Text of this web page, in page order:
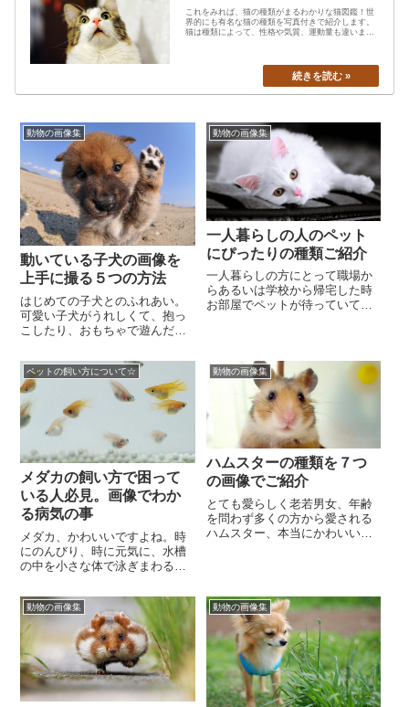
これをみれば、猫の種類がまるわかりな猫図鑑！世
界的にも有名な猫の種類を写真付きで紹介します。
猫は種類によって、性格や気質、運動量も違います
動物の画像集
動いている子犬の画像を
上手に撮る５つの方法
はじめての子犬とのふれあい。
可愛い子犬がうれしくて、抱っ
こしたり、おもちゃで遊んだり
たいものですね。そうそうまず
は可愛い姿を写真に撮...
動物の画像集
一人暮らしの人のペット
にぴったりの種類ご紹介
一人暮らしの方にとって職場か
らあるいは学校から帰宅した時
お部屋でペットが待っていてく
ペットの飼い方について☆
メダカの飼い方で困って
いる人必見。画像でわか
る病気の事
メダカ、かわいいですよね。時
にのんびり、時に元気に、水槽
の中を小さな体で泳ぎまわる姿
くれます。そんなメダカは、魚
の中では丈夫な部類の...
動物の画像集
ハムスターの種類を７つ
の画像でご紹介
とても愛らしく老若男女、年齢
を問わず多くの方から愛される
ハムスター、本当にかわいいで
動物の画像集 動物の画像集